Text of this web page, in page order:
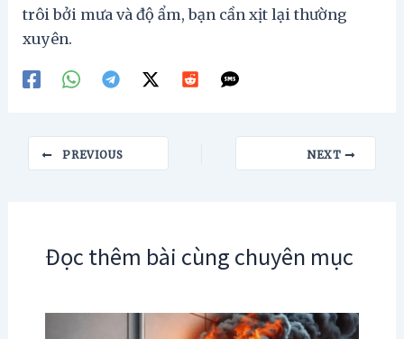
trôi bởi mưa và độ ẩm, bạn cần xịt lại thường
xuyên.
navigation
PREVIOUS NEXT
Đọc thêm bài cùng chuyên mục